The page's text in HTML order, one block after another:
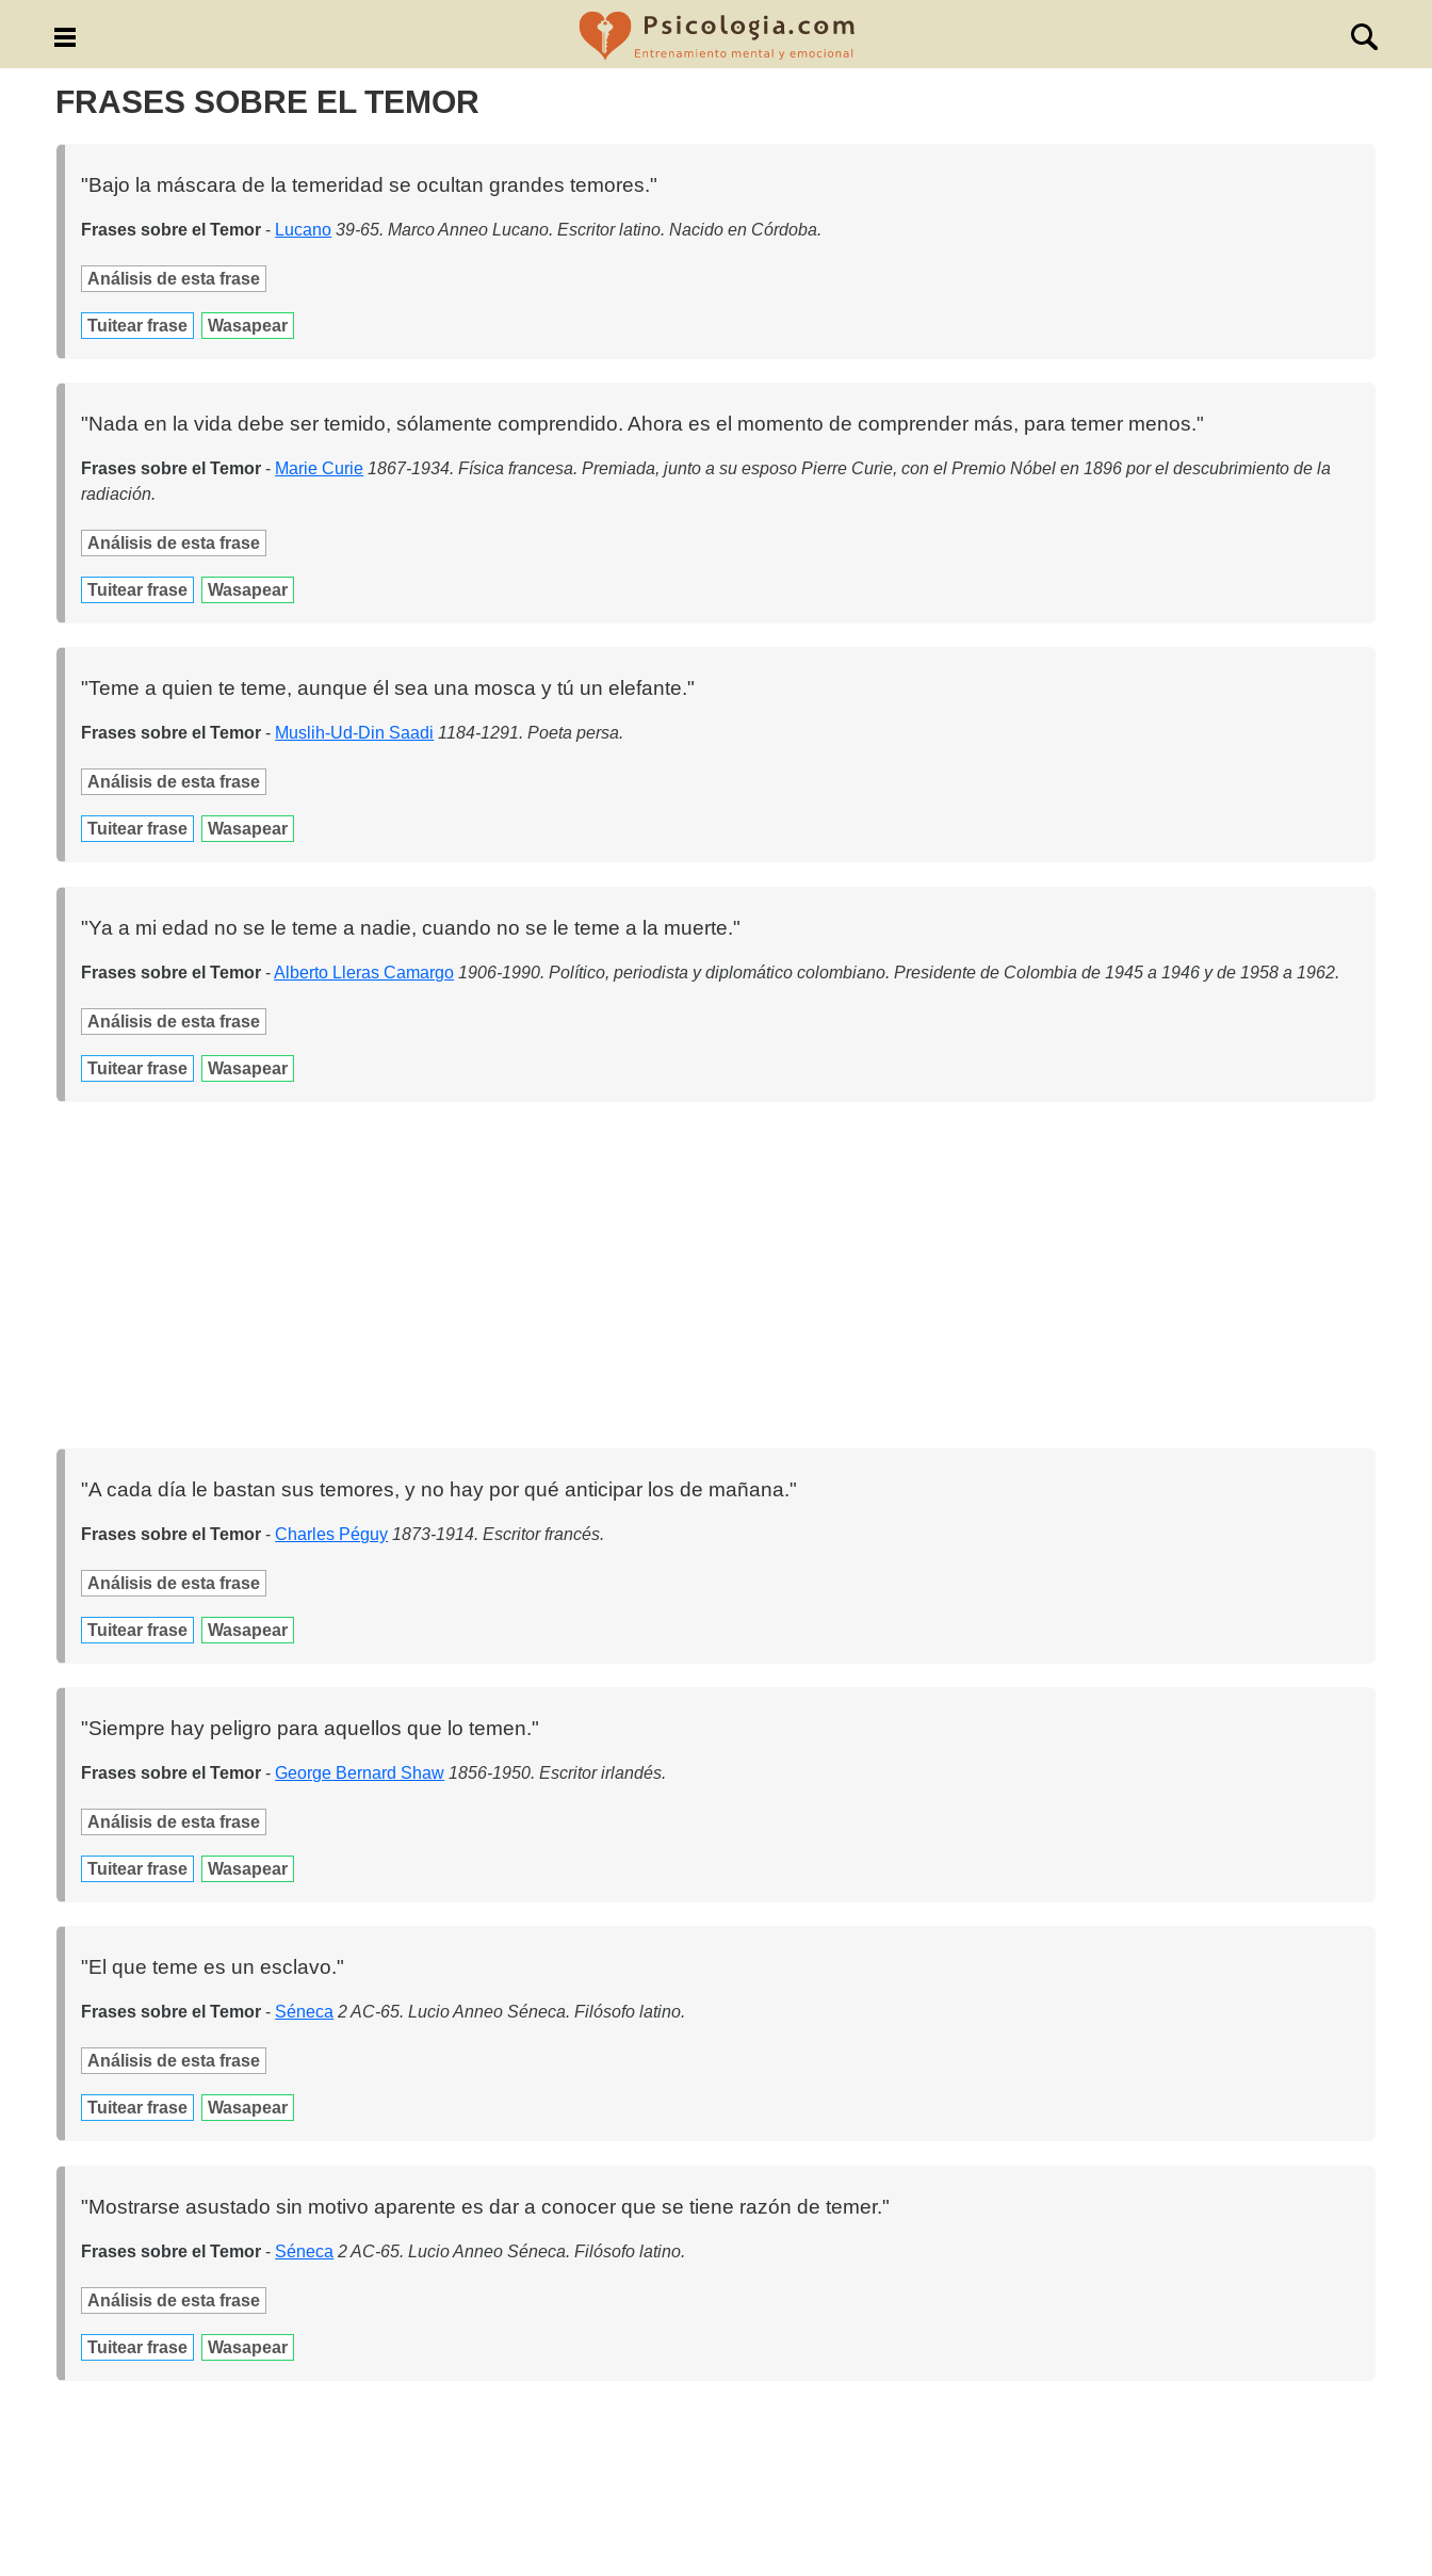
FRASES SOBRE EL TEMOR
"Bajo la máscara de la temeridad se ocultan grandes temores."
Frases sobre el Temor - Lucano 39-65. Marco Anneo Lucano. Escritor latino. Nacido en Córdoba.
Análisis de esta frase
Tuitear frase Wasapear
"Nada en la vida debe ser temido, sólamente comprendido. Ahora es el momento de comprender más, para temer menos."
Frases sobre el Temor - Marie Curie 1867-1934. Física francesa. Premiada, junto a su esposo Pierre Curie, con el Premio Nóbel en 1896 por el descubrimiento de la
radiación.
Análisis de esta frase
Tuitear frase Wasapear
"Teme a quien te teme, aunque él sea una mosca y tú un elefante."
Frases sobre el Temor - Muslih-Ud-Din Saadi 1184-1291. Poeta persa.
Análisis de esta frase
Tuitear frase Wasapear
"Ya a mi edad no se le teme a nadie, cuando no se le teme a la muerte."
Frases sobre el Temor -Alberto Lleras Camargo 1906-1990. Político, periodista y diplomático colombiano. Presidente de Colombia de 1945 a 1946 y de 1958 a 1962.
Análisis de esta frase
Tuitear frase Wasapear
"A cada día le bastan sus temores, y no hay por qué anticipar los de mañana."
Frases sobre el Temor -Charles Péguy 1873-1914. Escritor francés.
Análisis de esta frase
Tuitear frase Wasapear
"Siempre hay peligro para aquellos que lo temen."
Frases sobre el Temor -George Bernard Shaw 1856-1950. Escritor irlandés.
Análisis de esta frase
Tuitear frase Wasapear
"El que teme es un esclavo."
Frases sobre el Temor - Séneca 2 AC-65. Lucio Anneo Séneca. Filósofo latino.
Análisis de esta frase
Tuitear frase Wasapear
"Mostrarse asustado sin motivo aparente es dar a conocer que se tiene razón de temer."
Frases sobre el Temor - Séneca 2 AC-65. Lucio Anneo Séneca. Filósofo latino.
Análisis de esta frase
Tuitear frase Wasapear